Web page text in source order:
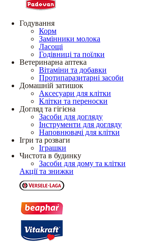
Годування
Корм
Замінники молока
Ласощі
Годівниці та поїлки
Ветеринарна аптека
Вітаміни та добавки
Протипаразитарні засоби
Домашній затишок
Аксесуари для клітки
Клітки та переноски
Догляд та гігієна
Засоби для догляду
Інструменти для догляду
Наповнювачі для клітки
Ігри та розваги
Іграшки
Чистота в будинку
Засоби для дому та клітки
Акції та знижки